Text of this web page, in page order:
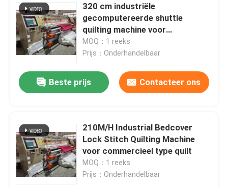
320 cm industriële
gecomputereerde shuttle
quilting machine voor
beddengoed
MOQ：1 reeks
Prijs：Onderhandelbaar
Beste prijs Contacteer ons
210M/H Industrial Bedcover
Lock Stitch Quilting Machine
voor commercieel type quilt
MOQ：1 reeks
Prijs：Onderhandelbaar